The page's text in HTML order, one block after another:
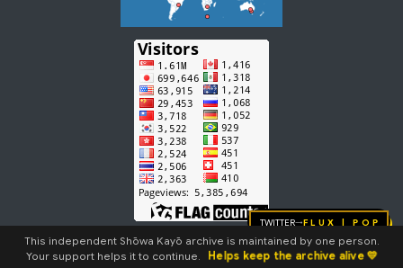
Twitter→FLUX | pop
This independent Shōwa Kayō archive is maintained by one person.
Your support helps it to continue.
Helps keep the archive alive 💛